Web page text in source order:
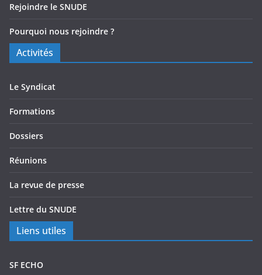
Rejoindre le SNUDE
Pourquoi nous rejoindre ?
Activités
Le Syndicat
Formations
Dossiers
Réunions
La revue de presse
Lettre du SNUDE
Liens utiles
SF ECHO